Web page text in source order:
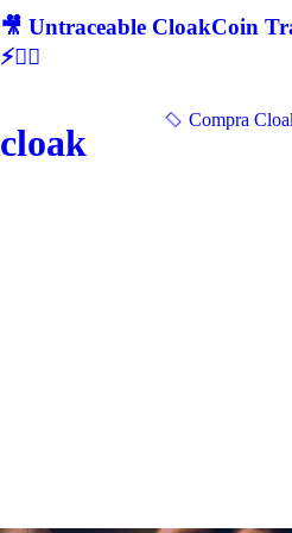
🎥 Untraceable CloakCoin
⚡🕵‍♂
cloak
Compra